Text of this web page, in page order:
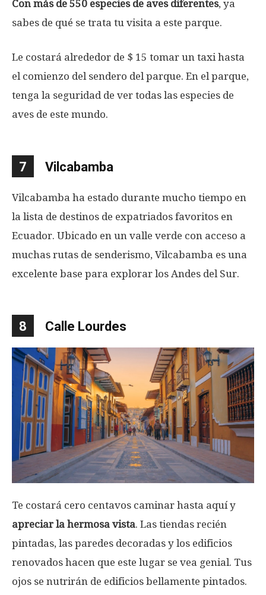
Con más de 550 especies de aves diferentes, ya
sabes de qué se trata tu visita a este parque.
Le costará alrededor de $ 15 tomar un taxi hasta
el comienzo del sendero del parque. En el parque,
tenga la seguridad de ver todas las especies de
aves de este mundo.
7 Vilcabamba
Vilcabamba ha estado durante mucho tiempo en
la lista de destinos de expatriados favoritos en
Ecuador. Ubicado en un valle verde con acceso a
muchas rutas de senderismo, Vilcabamba es una
excelente base para explorar los Andes del Sur.
8 Calle Lourdes
Te costará cero centavos caminar hasta aquí y
apreciar la hermosa vista. Las tiendas recién
pintadas, las paredes decoradas y los edificios
renovados hacen que este lugar se vea genial. Tus
ojos se nutrirán de edificios bellamente pintados.